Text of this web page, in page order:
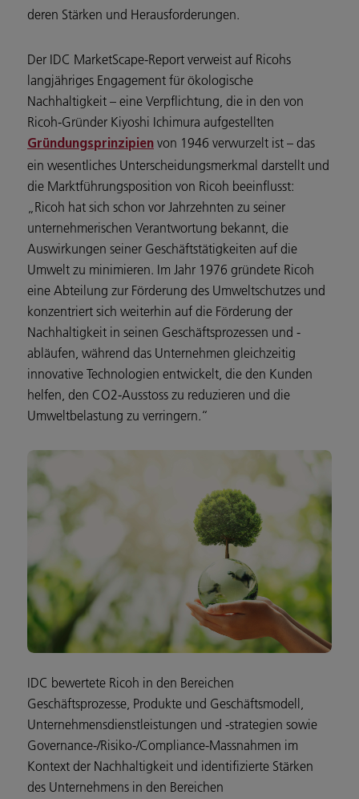
deren Stärken und Herausforderungen.
Der IDC MarketScape-Report verweist auf Ricohs
langjähriges Engagement für ökologische
Nachhaltigkeit – eine Verpflichtung, die in den von
Ricoh-Gründer Kiyoshi Ichimura aufgestellten
Gründungsprinzipien von 1946 verwurzelt ist – das
ein wesentliches Unterscheidungsmerkmal darstellt und
die Marktführungsposition von Ricoh beeinflusst:
„Ricoh hat sich schon vor Jahrzehnten zu seiner
unternehmerischen Verantwortung bekannt, die
Auswirkungen seiner Geschäftstätigkeiten auf die
Umwelt zu minimieren. Im Jahr 1976 gründete Ricoh
eine Abteilung zur Förderung des Umweltschutzes und
konzentriert sich weiterhin auf die Förderung der
Nachhaltigkeit in seinen Geschäftsprozessen und -
abläufen, während das Unternehmen gleichzeitig
innovative Technologien entwickelt, die den Kunden
helfen, den CO2-Ausstoss zu reduzieren und die
Umweltbelastung zu verringern.“
IDC bewertete Ricoh in den Bereichen
Geschäftsprozesse, Produkte und Geschäftsmodell,
Unternehmensdienstleistungen und -strategien sowie
Governance-/Risiko-/Compliance-Massnahmen im
Kontext der Nachhaltigkeit und identifizierte Stärken
des Unternehmens in den Bereichen